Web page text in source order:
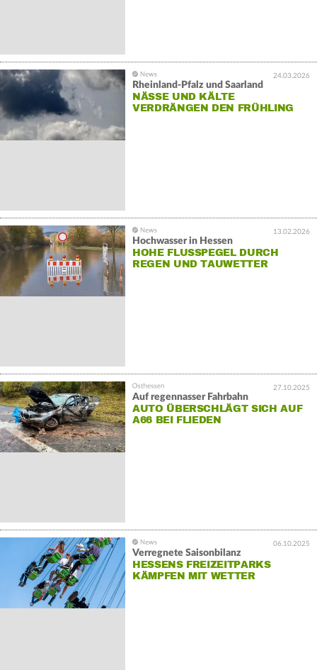
24.03.2026
Rheinland-Pfalz und Saarland
NÄSSE UND KÄLTE
VERDRÄNGEN DEN FRÜHLING
13.02.2026
Hochwasser in Hessen
HOHE FLUSSPEGEL DURCH
REGEN UND TAUWETTER
27.10.2025
Auf regennasser Fahrbahn
AUTO ÜBERSCHLÄGT SICH AUF
A66 BEI FLIEDEN
06.10.2025
Verregnete Saisonbilanz
HESSENS FREIZEITPARKS
KÄMPFEN MIT WETTER